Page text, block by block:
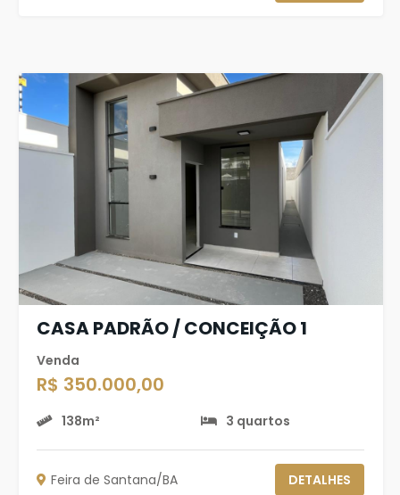
CASA PADRÃO / CONCEIÇÃO 1
Venda
R$ 350.000,00
138m² 3 quartos
Feira de Santana/BA DETALHES